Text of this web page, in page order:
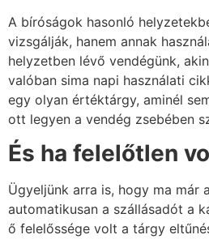
A bíróságok hasonló
vizsgálják, hanem annak
helyzetben lévő vendégünk,
valóban sima napi használati
egy olyan értéktárgy, aminél
ott legyen a vendég zsebében
És ha felelőtlen
Ügyeljünk arra is, hogy ma már
automatikusan a szállásadót a
ő felelőssége volt a tárgy